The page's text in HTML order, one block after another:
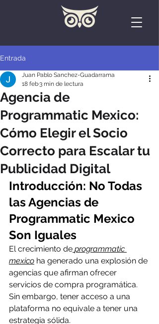
Entrada
Agencia de
Programmatic Mexico:
Cómo Elegir el Socio
Correcto para Escalar tu
Publicidad Digital
Juan Pablo Sanchez-Guadarrama
18 feb3 min de lectura
Introducción: No Todas
las Agencias de
Programmatic Mexico
Son Iguales
El crecimiento de programmatic
mexico ha generado una explosión de
agencias que afirman ofrecer
servicios de compra programática.
Sin embargo, tener acceso a una
plataforma no equivale a tener una
estrategia sólida.